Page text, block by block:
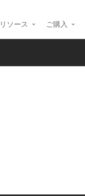
リソース ご購入